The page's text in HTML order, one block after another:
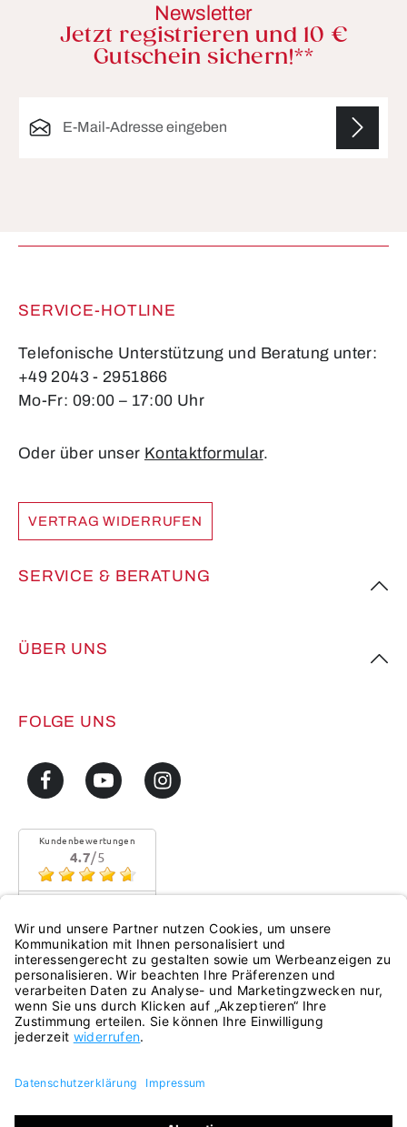
Newsletter
Jetzt registrieren und 10 €
Gutschein sichern!**
SERVICE-HOTLINE
Telefonische Unterstützung und Beratung unter:
+49 2043 - 2951866
Mo-Fr: 09:00 – 17:00 Uhr
Oder über unser Kontaktformular.
VERTRAG WIDERRUFEN
SERVICE & BERATUNG
ÜBER UNS
FOLGE UNS
Kundenbewertungen
4.7/5
eKomi
Alle Preise inkl. gesetzl. Mehrwertsteuer zzgl.